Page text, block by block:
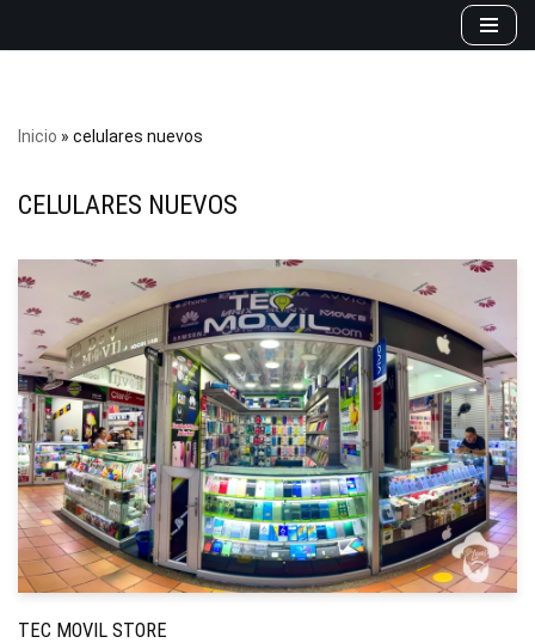
Inicio » celulares nuevos
CELULARES NUEVOS
TEC MOVIL STORE